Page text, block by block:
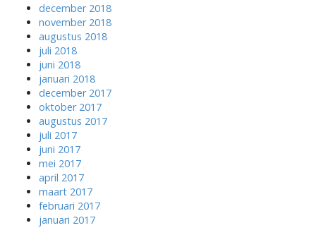
december 2018
november 2018
augustus 2018
juli 2018
juni 2018
januari 2018
december 2017
oktober 2017
augustus 2017
juli 2017
juni 2017
mei 2017
april 2017
maart 2017
februari 2017
januari 2017